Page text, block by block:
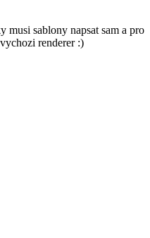
musi sablony napsat sam a pro
renderer :)